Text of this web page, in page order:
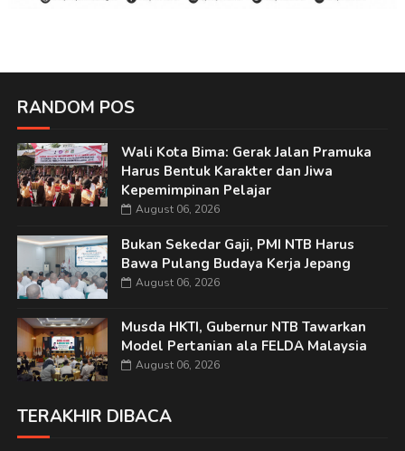
RANDOM POS
Wali Kota Bima: Gerak Jalan Pramuka
Harus Bentuk Karakter dan Jiwa
Kepemimpinan Pelajar
August 06, 2026
Bukan Sekedar Gaji, PMI NTB Harus
Bawa Pulang Budaya Kerja Jepang
August 06, 2026
Musda HKTI, Gubernur NTB Tawarkan
Model Pertanian ala FELDA Malaysia
August 06, 2026
TERAKHIR DIBACA